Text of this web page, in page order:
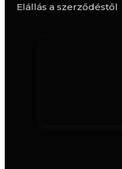
Elállás a szerződéstől